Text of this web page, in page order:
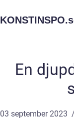
KONSTINSPO.
En
03 september 2023